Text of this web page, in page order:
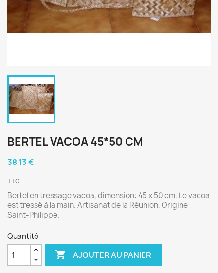
BERTEL VACOA 45*50 CM
38,13 €
TTC
Bertel en tressage vacoa, dimension: 45 x 50 cm. Le vacoa
est tressé à la main. Artisanat de la Réunion, Origine
Saint-Philippe.
Quantité
 AJOUTER AU PANIER